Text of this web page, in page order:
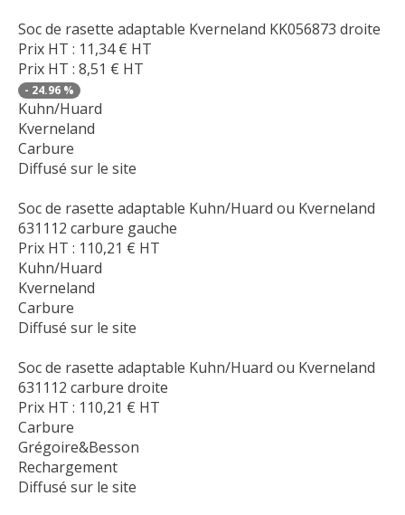
Soc de rasette adaptable Kverneland KK056873 droite
Prix HT : 11,34€ HT
Prix HT : 8,51 € HT
- 24.96 %
Kuhn/Huard
Kverneland
Carbure
Diffusé sur le site
Soc de rasette adaptable Kuhn/Huard ou Kverneland
631112 carbure gauche
Prix HT : 110,21 € HT
Kuhn/Huard
Kverneland
Carbure
Diffusé sur le site
Soc de rasette adaptable Kuhn/Huard ou Kverneland
631112 carbure droite
Prix HT : 110,21 € HT
Carbure
Grégoire&Besson
Rechargement
Diffusé sur le site